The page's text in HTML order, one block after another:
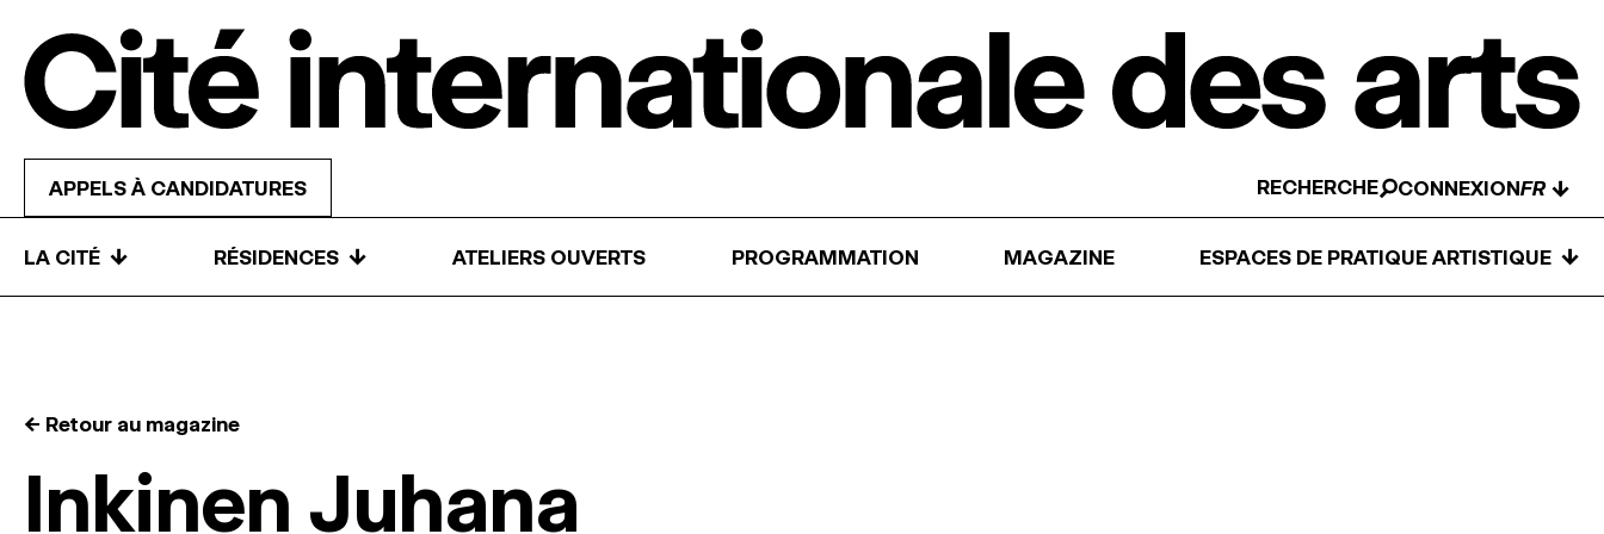
APPELS À CANDIDATURES RECHERCHE CONNEXION ↓
LA CITÉ ↓ RÉSIDENCES ↓ ATELIERS OUVERTS PROGRAMMATION MAGAZINE ESPACES DE PRATIQUE ARTISTIQUE ↓
← Retour au magazine
Inkinen Juhana